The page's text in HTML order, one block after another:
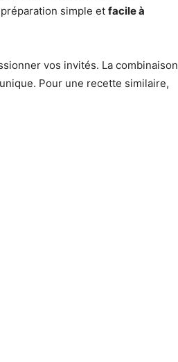
simple et facile à
vos invités. La combinaison
Pour une recette similaire,